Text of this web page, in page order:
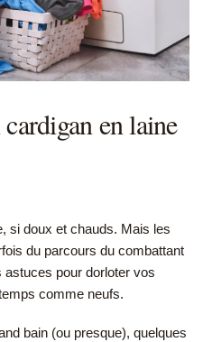
en laine
si doux et chauds. Mais les
du parcours du combattant
astuces pour dorloter vos
comme neufs.
bain (ou presque), quelques